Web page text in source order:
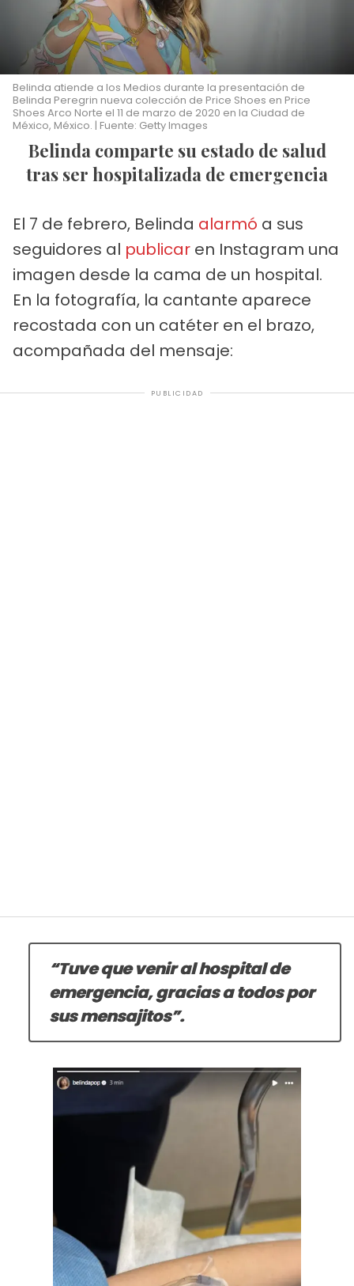
Belinda atiende a los Medios durante la presentación de
Belinda Peregrin nueva colección de Price Shoes en Price
Shoes Arco Norte el 11 de marzo de 2020 en la Ciudad de
México, México. | Fuente: Getty Images
Belinda comparte su estado de salud
tras ser hospitalizada de emergencia
El 7 de febrero, Belinda alarmó a sus
seguidores al publicar en Instagram una
imagen desde la cama de un hospital.
En la fotografía, la cantante aparece
recostada con un catéter en el brazo,
acompañada del mensaje:
PUBLICIDAD
“Tuve que venir al hospital de
emergencia, gracias a todos por
sus mensajitos”.